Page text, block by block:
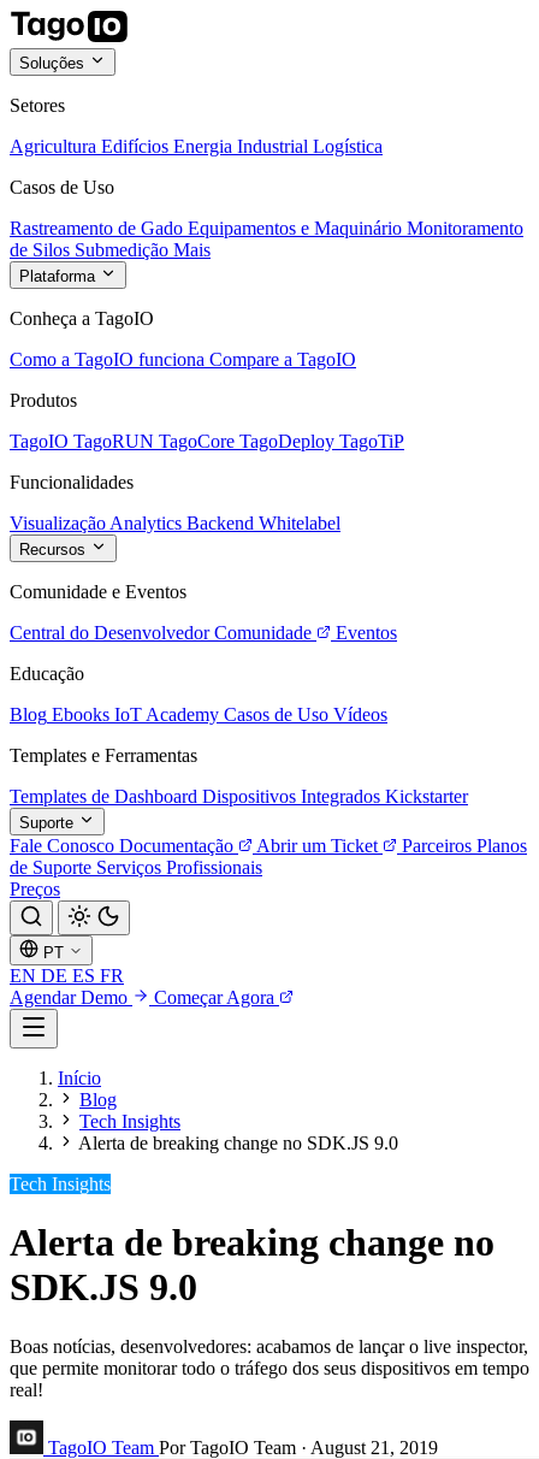
Soluções
Setores
Agricultura Edifícios Energia Industrial Logística
Casos de Uso
Rastreamento de Gado Equipamentos e Maquinário Monitoramento
de Silos Submedição Mais
Plataforma
Conheça a TagoIO
Como a TagoIO funciona Compare a TagoIO
Produtos
TagoIO TagoRUN TagoCore TagoDeploy TagoTiP
Funcionalidades
Visualização Analytics Backend Whitelabel
Recursos
Comunidade e Eventos
Central do Desenvolvedor Comunidade
Eventos
Educação
Blog Ebooks IoT Academy Casos de Uso Vídeos
Templates e Ferramentas
Templates de Dashboard Dispositivos Integrados Kickstarter
Suporte
Fale Conosco Documentação Abrir um Ticket Parceiros Planos
de Suporte Serviços Profissionais
Preços
PT
EN DE ES FR
Agendar Demo
Começar Agora
Início
Blog
Tech Insights
Alerta de breaking change no SDK.JS 9.0
Tech Insights
Alerta de breaking change no
SDK.JS 9.0
Boas notícias, desenvolvedores: acabamos de lançar o live inspector,
que permite monitorar todo o tráfego dos seus dispositivos em tempo
real!
TagoIO Team Por TagoIO Team · August 21, 2019